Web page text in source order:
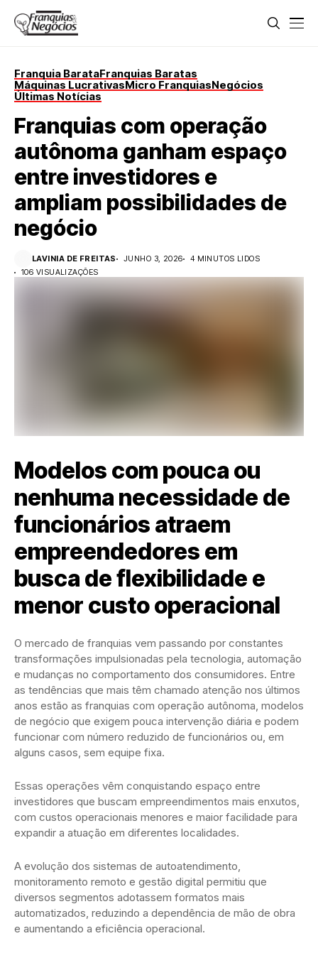
Franquia BarataFranquias Baratas
Máquinas LucrativasMicro FranquiasNegócios
Últimas Notícias
Franquias com operação
autônoma ganham espaço
entre investidores e
ampliam possibilidades de
negócio
LAVINIA DE FREITAS JUNHO 3, 2026
4 MINUTOS LIDOS
106 VISUALIZAÇÕES
Modelos com pouca ou
nenhuma necessidade de
funcionários atraem
empreendedores em
busca de flexibilidade e
menor custo operacional
O mercado de franquias vem passando por constantes
transformações impulsionadas pela tecnologia, automação
e mudanças no comportamento dos consumidores. Entre
as tendências que mais têm chamado atenção nos últimos
anos estão as franquias com operação autônoma, modelos
de negócio que exigem pouca intervenção diária e podem
funcionar com número reduzido de funcionários ou, em
alguns casos, sem equipe fixa.
Essas operações vêm conquistando espaço entre
investidores que buscam empreendimentos mais enxutos,
com custos operacionais menores e maior facilidade para
expandir a atuação em diferentes localidades.
A evolução dos sistemas de autoatendimento,
monitoramento remoto e gestão digital permitiu que
diversos segmentos adotassem formatos mais
automatizados, reduzindo a dependência de mão de obra
e aumentando a eficiência operacional.